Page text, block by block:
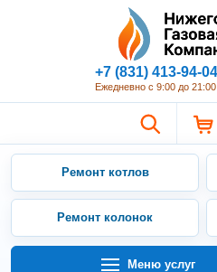
+7 (831) 413-94-04
Ежедневно с 9:00 до 21:00
Ремонт котлов
Ремонт колонок
Меню услуг